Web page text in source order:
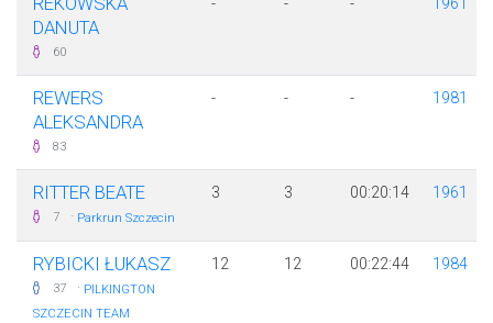
DANUTA
60
REWERS
ALEKSANDRA
83
- - - 1981
RITTER BEATE
7 · Parkrun Szczecin
3 3 00:20:14 1961
RYBICKI ŁUKASZ
37 · PILKINGTON
SZCZECIN TEAM
12 12 00:22:44 1984